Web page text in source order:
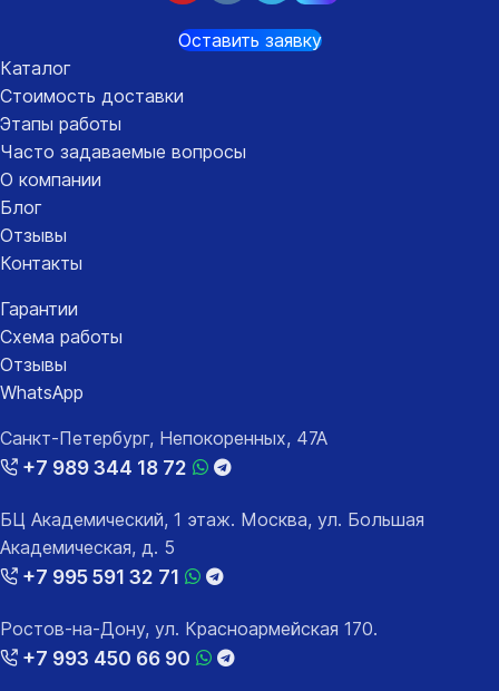
Оставить заявку
Каталог
Стоимость доставки
Этапы работы
Часто задаваемые вопросы
О компании
Блог
Отзывы
Контакты
Гарантии
Схема работы
Отзывы
WhatsApp
Санкт-Петербург, Непокоренных, 47А
+7 989 344 18 72
БЦ Академический, 1 этаж. Москва, ул. Большая
Академическая, д. 5
+7 995 591 32 71
Ростов-на-Дону, ул. Красноармейская 170.
+7 993 450 66 90